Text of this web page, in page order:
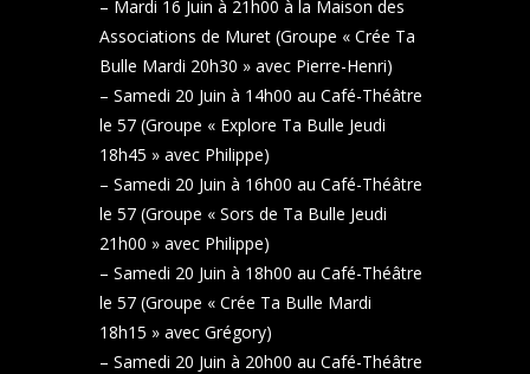
– Mardi 16 Juin à 21h00 à la Maison des
Associations de Muret (Groupe « Crée Ta
Bulle Mardi 20h30 » avec Pierre-Henri)
– Samedi 20 Juin à 14h00 au Café-Théâtre
le 57 (Groupe « Explore Ta Bulle Jeudi
18h45 » avec Philippe)
– Samedi 20 Juin à 16h00 au Café-Théâtre
le 57 (Groupe « Sors de Ta Bulle Jeudi
21h00 » avec Philippe)
– Samedi 20 Juin à 18h00 au Café-Théâtre
le 57 (Groupe « Crée Ta Bulle Mardi
18h15 » avec Grégory)
– Samedi 20 Juin à 20h00 au Café-Théâtre